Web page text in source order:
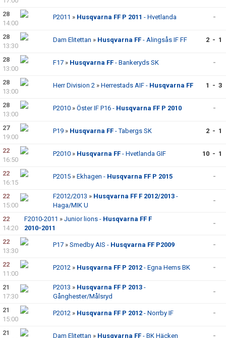
28
14:00
P2011 » Husqvarna FF P 2011 - Hvetlanda -
28
13:30
Dam Elitettan » Husqvarna FF - Alingsås IF FF 2 - 1
28
13:00
F17 » Husqvarna FF - Bankeryds SK -
28
13:00
Herr Division 2 » Herrestads AIF - Husqvarna FF 1 - 3
28
13:00
P2010 » Öster IF P16 - Husqvarna FF P 2010 -
27
19:00
P19 » Husqvarna FF - Tabergs SK 2 - 1
22
16:50
P2010 » Husqvarna FF - Hvetlanda GIF 10 - 1
22
16:15
P2015 » Ekhagen - Husqvarna FF P 2015 -
22
15:00
F2012/2013 » Husqvarna FF F 2012/2013 -
Haga/MIK U
-
22
14:20
F2010-2011 » Junior lions - Husqvarna FF F
2010-2011
-
22
13:30
P17 » Smedby AIS - Husqvarna FF P2009 -
22
11:00
P2012 » Husqvarna FF P 2012 - Egna Hems BK -
21
17:30
P2013 » Husqvarna FF P 2013 -
Gånghester/Målsryd
-
21
15:00
P2012 » Husqvarna FF P 2012 - Norrby IF -
21
Dam Elitettan » Husqvarna FF - BK Häcken -